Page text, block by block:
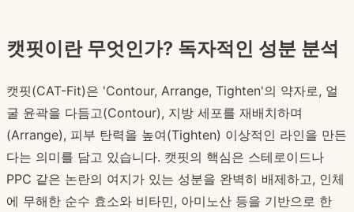
캣핏이란 무엇인가? 독자적인 성분 분석
캣핏(CAT-Fit)은 'Contour, Arrange, Tighten'의 약자로, 얼
굴 윤곽을 다듬고(Contour), 지방 세포를 재배치하며
(Arrange), 피부 탄력을 높여(Tighten) 이상적인 라인을 만든
다는 의미를 담고 있습니다. 캣핏의 핵심은 스테로이드나
PPC 같은 논란의 여지가 있는 성분을 완벽히 배제하고, 인체
에 무해한 순수 효소와 비타민, 아미노산 등을 기반으로 한